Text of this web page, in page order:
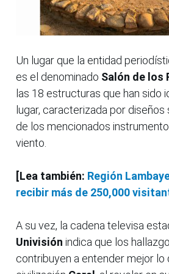
Un lugar que la entidad
es el denominado Salón de los
las 18 estructuras que han sido
lugar, caracterizada por
de los mencionados
viento.
[Lea también: Región
recibir más de 250,000
A su vez, la cadena televisa
Univisión indica que los
contribuyen a entender mejor lo